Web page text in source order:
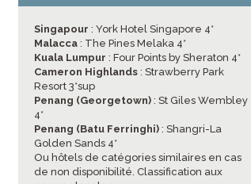
Singapour: York Hotel Singapore 4*
Malacca: The Pines Melaka 4*
Kuala Lumpur : Four Points by Sheraton 4*
Cameron Highlands : Strawberry Park
Resort 3*sup
Penang (Georgetown) : St Giles Wembley
4*
Penang (Batu Ferringhi) : Shangri-La
Golden Sands 4*
Ou hôtels de catégories similaires en cas
de non disponibilité. Classification aux